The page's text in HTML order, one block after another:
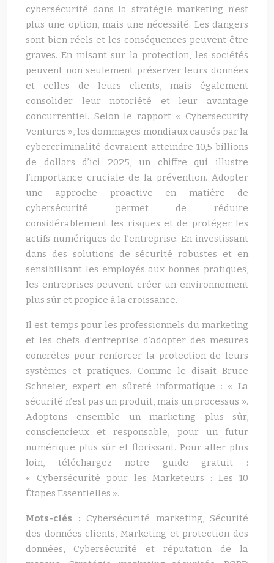
cybersécurité dans la stratégie marketing n’est
plus une option, mais une nécessité. Les dangers
sont bien réels et les conséquences peuvent être
graves. En misant sur la protection, les sociétés
peuvent non seulement préserver leurs données
et celles de leurs clients, mais également
consolider leur notoriété et leur avantage
concurrentiel. Selon le rapport « Cybersecurity
Ventures », les dommages mondiaux causés par la
cybercriminalité devraient atteindre 10,5 billions
de dollars d’ici 2025, un chiffre qui illustre
l’importance cruciale de la prévention. Adopter
une approche proactive en matière de
cybersécurité permet de réduire
considérablement les risques et de protéger les
actifs numériques de l’entreprise. En investissant
dans des solutions de sécurité robustes et en
sensibilisant les employés aux bonnes pratiques,
les entreprises peuvent créer un environnement
plus sûr et propice à la croissance.
Il est temps pour les professionnels du marketing
et les chefs d’entreprise d’adopter des mesures
concrètes pour renforcer la protection de leurs
systèmes et pratiques. Comme le disait Bruce
Schneier, expert en sûreté informatique : « La
sécurité n’est pas un produit, mais un processus ».
Adoptons ensemble un marketing plus sûr,
consciencieux et responsable, pour un futur
numérique plus sûr et florissant. Pour aller plus
loin, téléchargez notre guide gratuit :
« Cybersécurité pour les Marketeurs : Les 10
Étapes Essentielles ».
Mots-clés : Cybersécurité marketing, Sécurité
des données clients, Marketing et protection des
données, Cybersécurité et réputation de la